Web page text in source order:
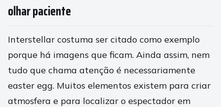
olhar paciente
Interstellar costuma ser citado como exemplo
porque há imagens que ficam. Ainda assim, nem
tudo que chama atenção é necessariamente
easter egg. Muitos elementos existem para criar
atmosfera e para localizar o espectador em